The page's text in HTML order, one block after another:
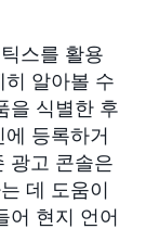
스를 활용
알아볼 수
을 식별한 후
등록하거
광고 콘솔은
데 도움이
어 현지 언어